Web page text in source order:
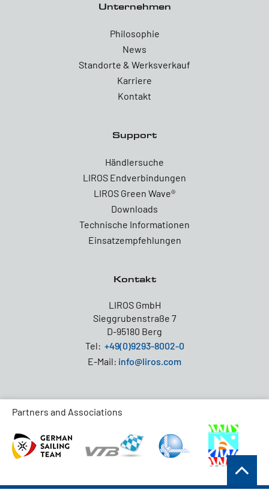
Unternehmen
Philosophie
News
Standorte & Werksverkauf
Karriere
Kontakt
Support
Händlersuche
LIROS Endverbindungen
LIROS Green Wave®
Downloads
Technische Informationen
Einsatzempfehlungen
Kontakt
LIROS GmbH
Sieggrubenstraße 7
D-95180 Berg
Tel: +49(0)9293-8002-0
E-Mail: info@liros.com
Partners and Associations